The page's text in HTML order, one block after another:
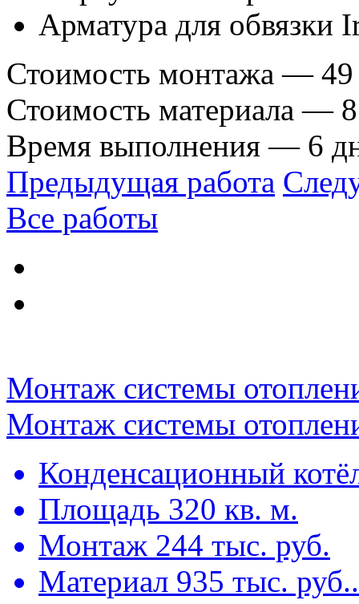
Арматура для обвязки
Стоимость монтажа — 49
Стоимость материала —
Время выполнения — 6
Предыдущая работа
Все работы
Монтаж системы
Монтаж системы
Конденсационный
Площадь 320 кв. м.
Монтаж 244 тыс. руб.
Материал 935 тыс. руб..